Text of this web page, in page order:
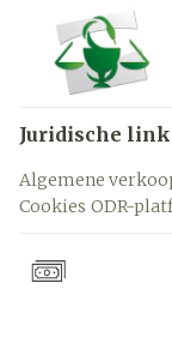
Juridische
Algemene
Cookies ODR-